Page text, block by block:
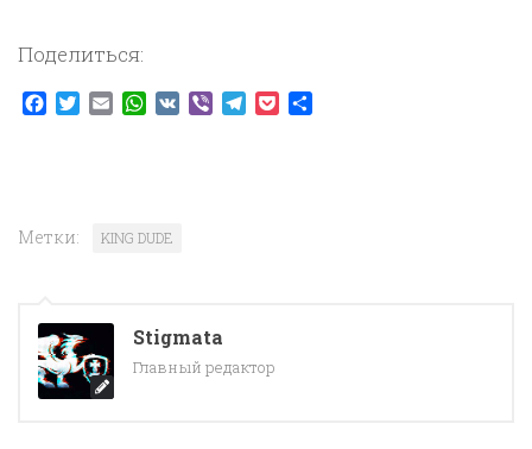
Поделиться:
Facebook
TwitterEmailWhatsApp
VK ViberTelegram
Pocket
Метки: KING DUDE
Stigmata
Главный редактор